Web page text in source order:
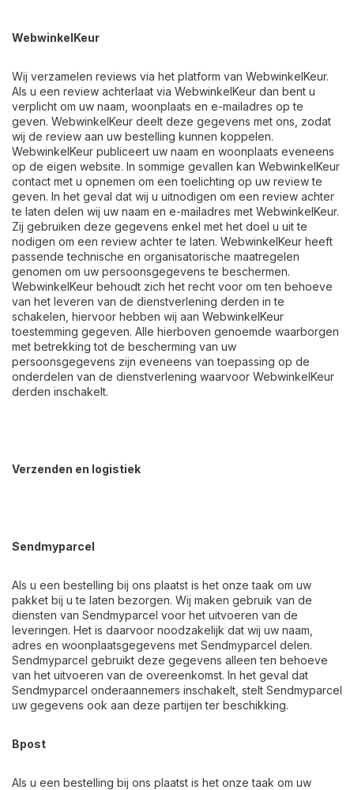
WebwinkelKeur
Wij verzamelen reviews via het platform van WebwinkelKeur.
Als u een review achterlaat via WebwinkelKeur dan bent u
verplicht om uw naam, woonplaats en e-mailadres op te
geven. WebwinkelKeur deelt deze gegevens met ons, zodat
wij de review aan uw bestelling kunnen koppelen.
WebwinkelKeur publiceert uw naam en woonplaats eveneens
op de eigen website. In sommige gevallen kan WebwinkelKeur
contact met u opnemen om een toelichting op uw review te
geven. In het geval dat wij u uitnodigen om een review achter
te laten delen wij uw naam en e-mailadres met WebwinkelKeur.
Zij gebruiken deze gegevens enkel met het doel u uit te
nodigen om een review achter te laten. WebwinkelKeur heeft
passende technische en organisatorische maatregelen
genomen om uw persoonsgegevens te beschermen.
WebwinkelKeur behoudt zich het recht voor om ten behoeve
van het leveren van de dienstverlening derden in te
schakelen, hiervoor hebben wij aan WebwinkelKeur
toestemming gegeven. Alle hierboven genoemde waarborgen
met betrekking tot de bescherming van uw
persoonsgegevens zijn eveneens van toepassing op de
onderdelen van de dienstverlening waarvoor WebwinkelKeur
derden inschakelt.
Verzenden en logistiek
Sendmyparcel
Als u een bestelling bij ons plaatst is het onze taak om uw
pakket bij u te laten bezorgen. Wij maken gebruik van de
diensten van Sendmyparcel voor het uitvoeren van de
leveringen. Het is daarvoor noodzakelijk dat wij uw naam,
adres en woonplaatsgegevens met Sendmyparcel delen.
Sendmyparcel gebruikt deze gegevens alleen ten behoeve
van het uitvoeren van de overeenkomst. In het geval dat
Sendmyparcel onderaannemers inschakelt, stelt Sendmyparcel
uw gegevens ook aan deze partijen ter beschikking.
Bpost
Als u een bestelling bij ons plaatst is het onze taak om uw